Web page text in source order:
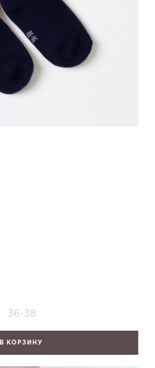
36-38
В КОРЗИНУ